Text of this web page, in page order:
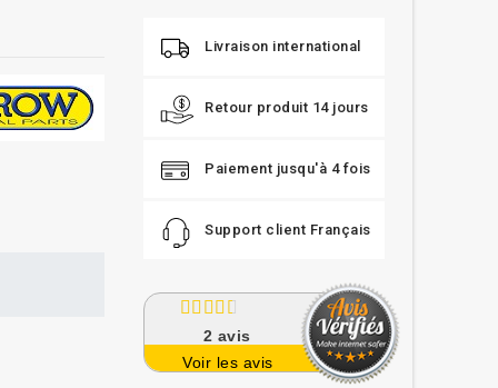
Livraison international
Retour produit 14 jours
Paiement jusqu'à 4 fois
Support client Français
2 avis
Voir les avis